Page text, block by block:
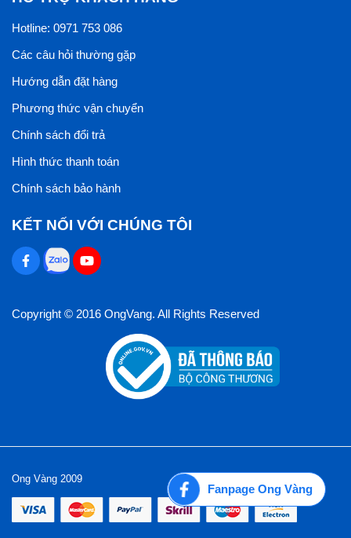
Hotline: 0971 753 086
Các câu hỏi thường gặp
Hướng dẫn đặt hàng
Phương thức vận chuyển
Chính sách đổi trả
Hình thức thanh toán
Chính sách bảo hành
KẾT NỐI VỚI CHÚNG TÔI
Copyright © 2016 OngVang. All Rights Reserved
Ong Vàng 2009
Fanpage Ong Vàng